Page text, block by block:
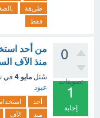
طريقة
فقط
0
تصويتات
1
إجابة
من أحد
منذ الآف
سُئل مايو 4 في
عبود
أحد
منذ
الآف